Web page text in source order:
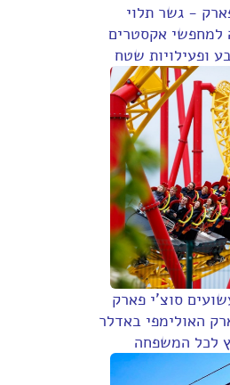
- גשר תלוי
למחפשי אקסטרים
ופעילויות שטח
סוצ'י פארק
האולימפי באדלר
לכל המשפחה